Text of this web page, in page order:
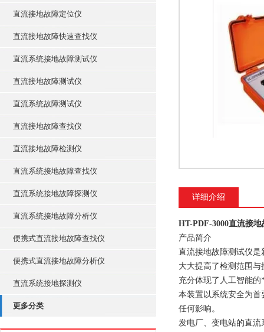
直流接地故障定位仪
直流接地故障快速查找仪
直流系统接地故障测试仪
直流接地故障测试仪
直流系统故障测试仪
直流接地故障查找仪
直流接地故障检测仪
直流系统接地故障查找仪
直流系统接地故障探测仪
直流系统接地故障分析仪
便携式直流接地故障查找仪
便携式直流接地故障分析仪
直流系统接地探测仪
更多分类
详细介绍
HT-PDF-3000直流接
产品简介
直流接地故障测试仪
大大提高了检测范围
充分体现了人工智能
本装置以系统安全为
任何影响。
发电厂、变电站的直